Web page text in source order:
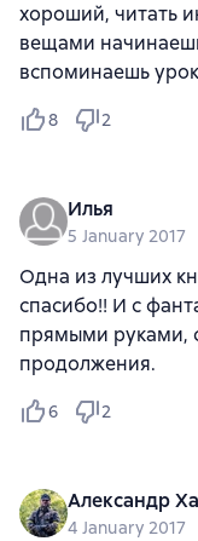
хороший, читать
вещами
вспоминаешь
8 2
Илья
5 January 2017
Одна из лучших
спасибо!! И с
прямыми руками,
продолжения.
6 2
Александр
4 January 2017